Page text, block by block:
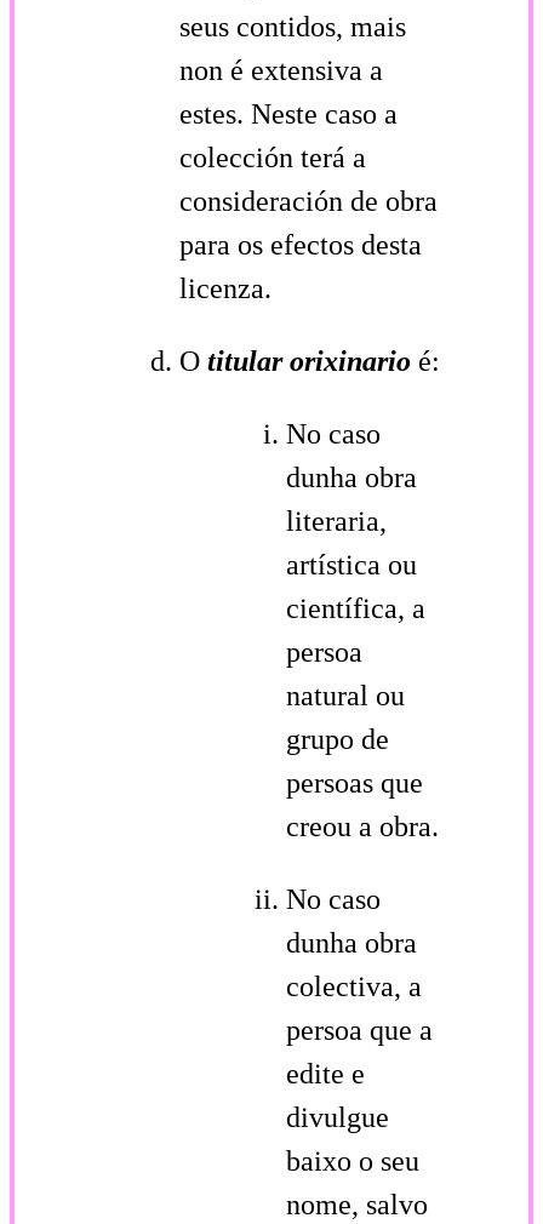
seus contidos, mais
non é extensiva a
estes. Neste caso a
colección terá a
consideración de obra
para os efectos desta
licenza.
O titular orixinario é:
No caso
dunha obra
literaria,
artística ou
científica, a
persoa
natural ou
grupo de
persoas que
creou a obra.
No caso
dunha obra
colectiva, a
persoa que a
edite e
divulgue
baixo o seu
nome, salvo